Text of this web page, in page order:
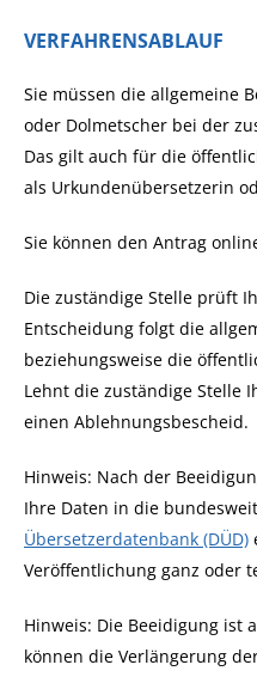
VERFAHRENSABLAUF
Sie müssen die allgemeine
oder Dolmetscher bei der
Das gilt auch für die
als Urkundenübersetzerin
Sie können den Antrag
Die zuständige Stelle prüft
Entscheidung folgt die
beziehungsweise die
Lehnt die zuständige Stelle
einen Ablehnungsbescheid.
Hinweis: Nach der
Ihre Daten in die
Übersetzerdatenbank (DÜD)
Veröffentlichung ganz oder
Hinweis: Die Beeidigung ist
können die Verlängerung